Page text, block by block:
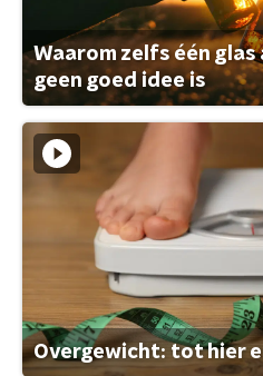
Waarom zelfs één
geen goed idee is
Overgewicht: tot hier